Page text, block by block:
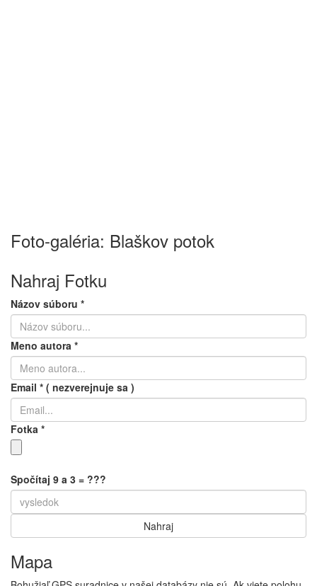
Foto-galéria: Blaškov potok
Nahraj Fotku
Názov súboru *
Meno autora *
Email * ( nezverejnuje sa )
Fotka *
Spočítaj 9 a 3 = ???
Mapa